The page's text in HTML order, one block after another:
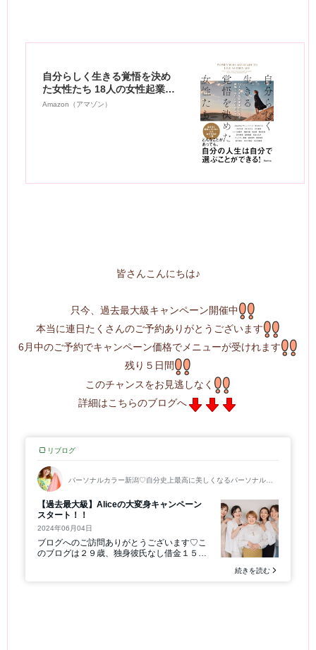
自分らしく生きる覚悟を決め
た女性たち 18人の女性起業家
から学ぶ後悔しない人生の歩
Amazon（アマゾン）
皆さんこんにちは♪
只今、過去最大級キャンペーン開催中
本当に連日たくさんのご予約ありがとうございます
6月中のご予約でキャンペーン価格でメニューが受けれます
残り５日間
このチャンスをお見逃しなく
詳細はこちらのブログへ